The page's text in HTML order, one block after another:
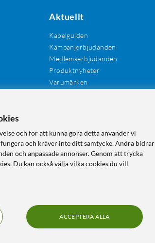
Aktuellt
Kabelguiden
Kampanjerbjudanden
Medlemserbjudanden
Produktnyheter
Varumärken
HEMELEKTRONIK
och för att kunna göra detta använder vi
och kräver inte ditt samtycke. Andra bidrar
och anpassade annonser. Genom att trycka
Du kan också välja vilka cookies du vill
ACCEPTERA ALLA